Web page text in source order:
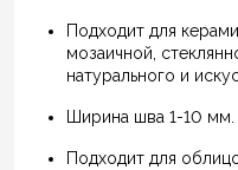
Подходит для
мозаичной,
натурального и
Ширина шва 1-10 мм.
Подходит для